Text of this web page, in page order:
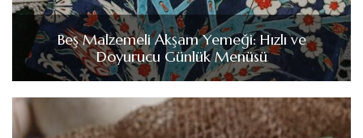
Beş Malzemeli Akşam Yemeği: Hızlı ve
Doyurucu Günlük Menüsü